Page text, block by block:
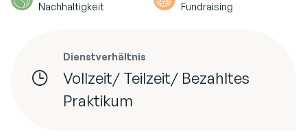
Nachhaltigkeit
Fundraising
Dienstverhältnis
Vollzeit/ Teilzeit/ Bezahltes
Praktikum